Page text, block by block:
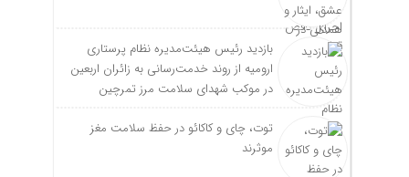
بازدید رئیس هیئت‌مدیره نظام پرستاری
ارومیه از روند خدمت‌رسانی به زائران اربعین
در موکب شهدای سلامت مرز تمرچین
توت، چای و کاکائو در حفظ سلامت مغز
موثرند